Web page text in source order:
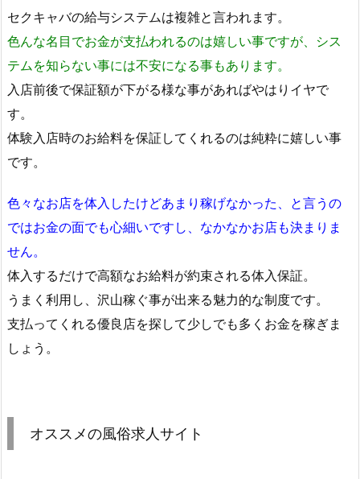
セクキャバの給与システムは複雑と言われます。
色んな名目でお金が支払われるのは嬉しい事ですが、シス
テムを知らない事には不安になる事もあります。
入店前後で保証額が下がる様な事があればやはりイヤで
す。
体験入店時のお給料を保証してくれるのは純粋に嬉しい事
です。
色々なお店を体入したけどあまり稼げなかった、と言うの
ではお金の面でも心細いですし、なかなかお店も決まりま
せん。
体入するだけで高額なお給料が約束される体入保証。
うまく利用し、沢山稼ぐ事が出来る魅力的な制度です。
支払ってくれる優良店を探して少しでも多くお金を稼ぎま
しょう。
オススメの風俗求人サイト